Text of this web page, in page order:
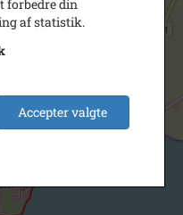
forbedre din
af statistik.
Accepter valgte